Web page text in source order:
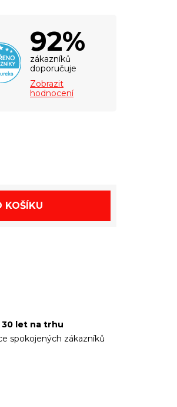
92%
zákazníků
doporučuje
Zobrazit
hodnocení
KOŠÍKU
30 let na trhu
spokojených zákazníků